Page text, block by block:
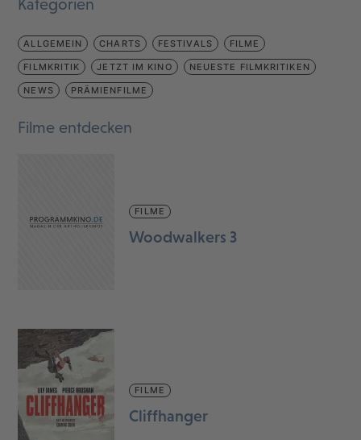
Kategorien
ALLGEMEIN CHARTS FESTIVALS FILME
FILMKRITIK JETZT IM KINO NEUESTE FILMKRITIKEN
NEWS PRÄMIENFILME
Filme entdecken
FILME
Woodwalkers 3
FILME
Cliffhanger